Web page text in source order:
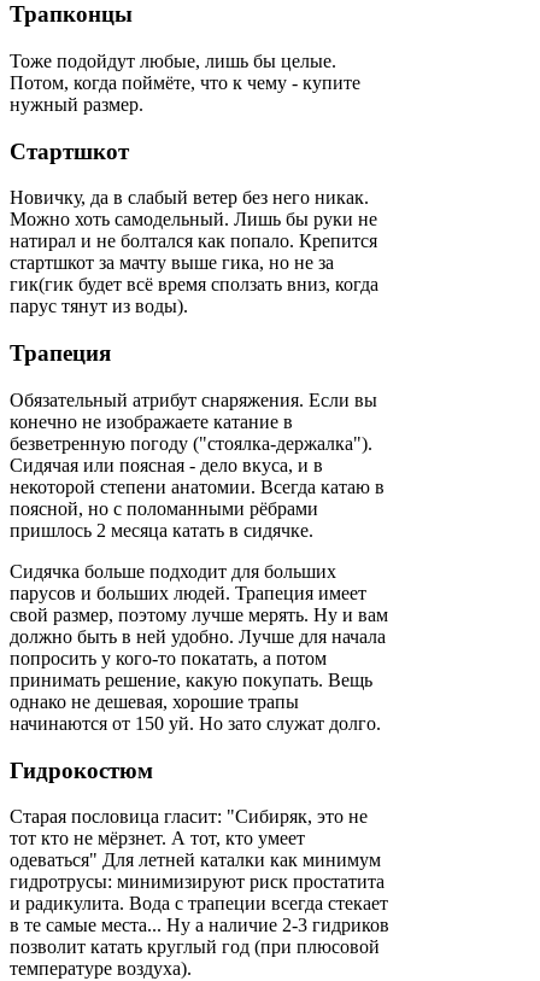
Трапконцы
Тоже подойдут любые, лишь бы целые.
Потом, когда поймёте, что к чему - купите
нужный размер.
Стартшкот
Новичку, да в слабый ветер без него никак.
Можно хоть самодельный. Лишь бы руки не
натирал и не болтался как попало. Крепится
стартшкот за мачту выше гика, но не за
гик(гик будет всё время сползать вниз, когда
парус тянут из воды).
Трапеция
Обязательный атрибут снаряжения. Если вы
конечно не изображаете катание в
безветренную погоду ("стоялка-держалка").
Сидячая или поясная - дело вкуса, и в
некоторой степени анатомии. Всегда катаю в
поясной, но с поломанными рёбрами
пришлось 2 месяца катать в сидячке.
Сидячка больше подходит для больших
парусов и больших людей. Трапеция имеет
свой размер, поэтому лучше мерять. Ну и вам
должно быть в ней удобно. Лучше для начала
попросить у кого-то покатать, а потом
принимать решение, какую покупать. Вещь
однако не дешевая, хорошие трапы
начинаются от 150 уй. Но зато служат долго.
Гидрокостюм
Старая пословица гласит: "Сибиряк, это не
тот кто не мёрзнет. А тот, кто умеет
одеваться" Для летней каталки как минимум
гидротрусы: минимизируют риск простатита
и радикулита. Вода с трапеции всегда стекает
в те самые места... Ну а наличие 2-3 гидриков
позволит катать круглый год (при плюсовой
температуре воздуха).